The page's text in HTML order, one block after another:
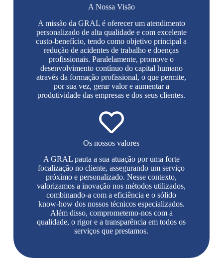
A Nossa Visão
A missão da GRAL é oferecer um atendimento
personalizado de alta qualidade e com excelente
custo-benefício, tendo como objetivo principal a
redução de acidentes de trabalho e doenças
profissionais. Paralelamente, promove o
desenvolvimento contínuo do capital humano
através da formação profissional, o que permite,
por sua vez, gerar valor e aumentar a
produtividade das empresas e dos seus clientes.
Os nossos valores
A GRAL pauta a sua atuação por uma forte
focalização no cliente, assegurando um serviço
próximo e personalizado. Nesse contexto,
valorizamos a inovação nos métodos utilizados,
combinando-a com a eficiência e o sólido
know-how dos nossos técnicos especializados.
Além disso, comprometemo-nos com a
qualidade, o rigor e a transparência em todos os
serviços que prestamos.